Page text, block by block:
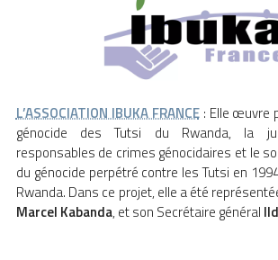
L’ASSOCIATION IBUKA FRANCE: Elle œuvre
génocide des Tutsi du Rwanda, la
responsables de crimes génocidaires et le
du génocide perpétré contre les Tutsi en
Rwanda. Dans ce projet, elle a été
Marcel Kabanda, et son Secrétaire général